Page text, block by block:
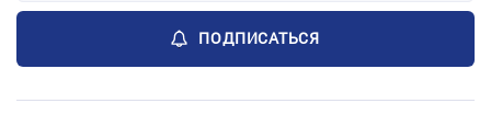
ПОДПИСАТЬСЯ